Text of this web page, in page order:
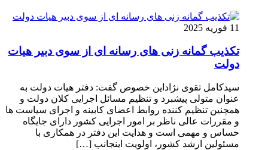
11 فوریه 2025
تکذیب گمانه زنی های رسانه ای از سوی دبیر هیات
دولت
سیدکامل تقوی نژاداین خصوص گفت: دفتر هیات دولت به
عنوان متولی پیشبرد و تنظیم مسائل اجرایی کلان دولت و
همچنین تنظیم کننده روابط اعضای کابینه و اجرای سیاست ها
و مقررات عالی ناظر بر امور اجرایی کشور دارای جایگاه
حساس و مهمی است و هدایت این دفتر در همکاری با
مسئولین ارشد کشور، اولویت اینجانب […]